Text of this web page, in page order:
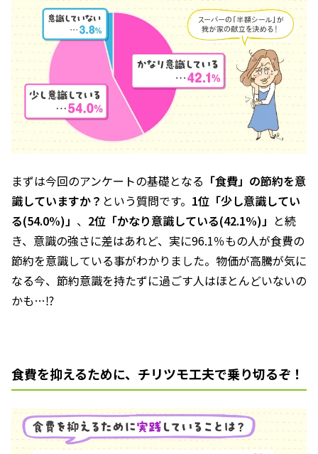
まずは今回のアンケートの基礎となる 「食費」の節約を意
識していますか？ という質問です。 1位「少し意識してい
る(54.0%)」 、 2位「かなり意識している(42.1%)」 と続
き、意識の強さに差はあれど、実に96.1％もの人が食費の
節約を意識している事がわかりました。物価が高騰が気に
なる今、節約意識を持たずに過ごす人はほとんどいないの
かも…⁉
食費を抑えるために、チリツモ工夫で乗り切るぞ！